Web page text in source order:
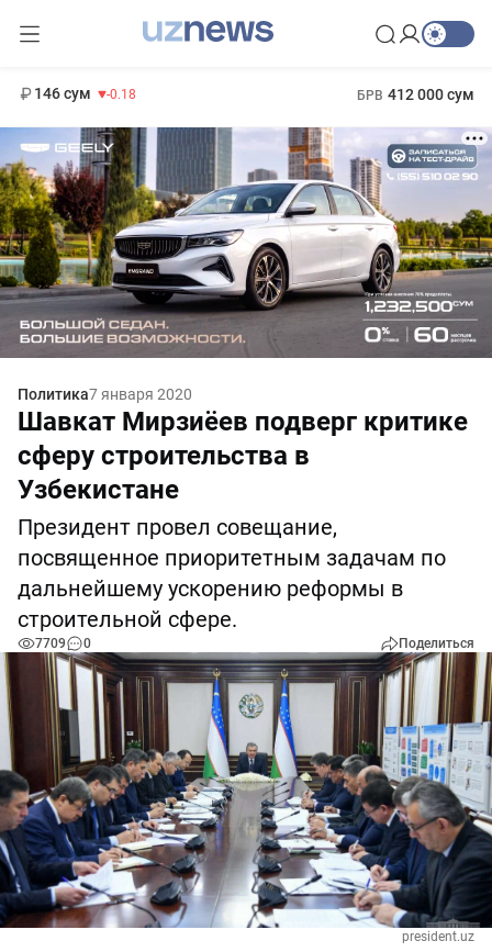
146 сум -0.18 БРВ 412 000 сум
Политика7 января 2020
Шавкат Мирзиёев подверг критике
сферу строительства в
Узбекистане
Президент провел совещание,
посвященное приоритетным задачам по
дальнейшему ускорению реформы в
строительной сфере.
7709 0 Поделиться
president.uz